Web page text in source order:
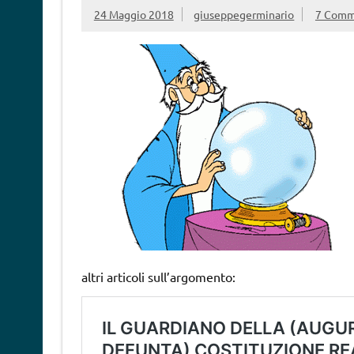
24 Maggio 2018 giuseppegerminario 7
altri articoli sull’argomento: